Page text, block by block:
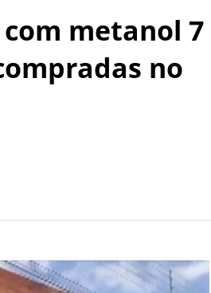
metanol 7
no